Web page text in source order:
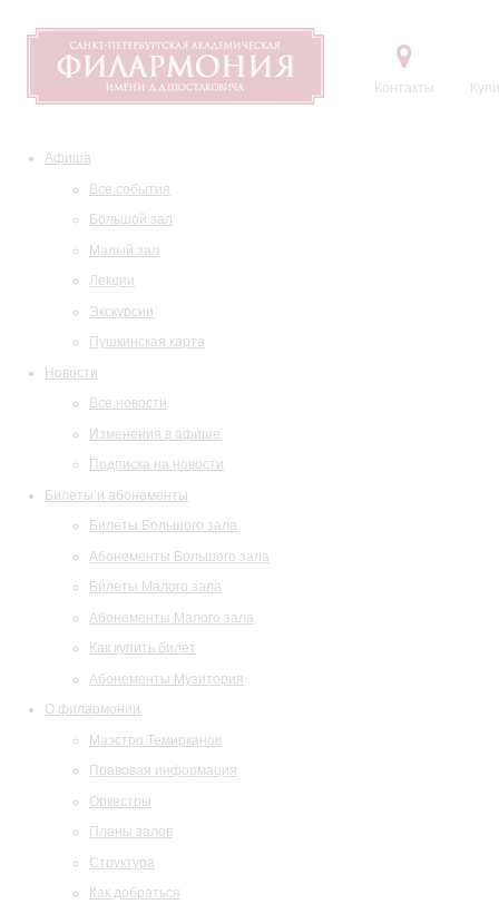
Контакты
Афиша
Все события
Большой зал
Малый зал
Лекции
Экскурсии
Пушкинская карта
Новости
Все новости
Изменения в афише
Подписка на новости
Билеты и абонементы
Билеты Большого зала
Абонементы Большого зала
Билеты Малого зала
Абонементы Малого зала
Как купить билет
Абонементы Музитория
О филармонии
Маэстро Темирканов
Правовая информация
Оркестры
Планы залов
Структура
Как добраться